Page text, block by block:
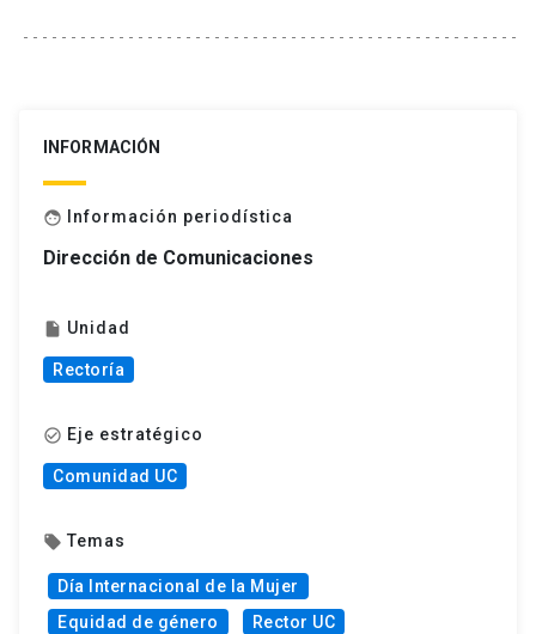
INFORMACIÓN
face Información periodística
Dirección de Comunicaciones
insert_drive_file Unidad
Rectoría
check_circle_outline Eje estratégico
Comunidad UC
local_offer Temas
Día Internacional de la Mujer
Equidad de género
Rector UC